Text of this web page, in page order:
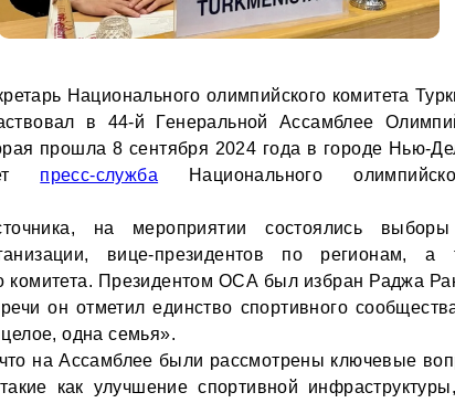
Национального олимпийского комитета
в 44-й Генеральной Ассамблее
прошла 8 сентября 2024 года в городе Нью-
пресс-служба Национального
на мероприятии состоялись выборы
вице-президентов по регионам, а
комитета. Президентом ОСА был избран Раджа
он отметил единство спортивного
одна семья».
на Ассамблее были рассмотрены ключевые
как улучшение спортивной